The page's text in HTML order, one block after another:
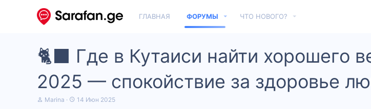
ГЛАВНАЯ ФОРУМЫ ЧТО НОВОГО?
🐈‍⬛ Где в Кутаиси найти хорошего
2025 — спокойствие за здоровье
А
Marina
Д
14 Июн 2025